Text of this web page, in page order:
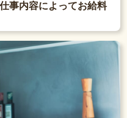
事内容によってお給料